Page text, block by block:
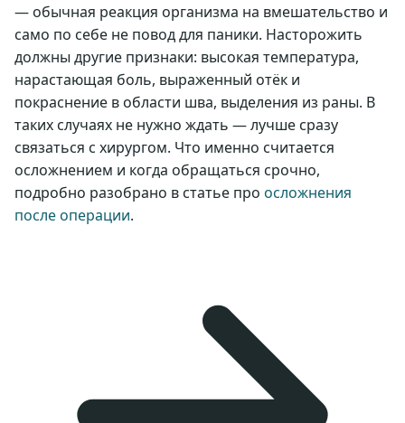
— обычная реакция организма на вмешательство и
само по себе не повод для паники. Насторожить
должны другие признаки: высокая температура,
нарастающая боль, выраженный отёк и
покраснение в области шва, выделения из раны. В
таких случаях не нужно ждать — лучше сразу
связаться с хирургом. Что именно считается
осложнением и когда обращаться срочно,
подробно разобрано в статье про осложнения
после операции.